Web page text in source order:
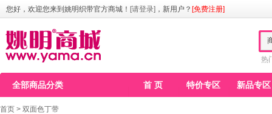
您好，欢迎您来到姚明织带官方商城！ [请登录] ，新用户？ [免费注册]
热
全部商品分类 首 页 特价专区 新品专区
首页 > 双面色丁带